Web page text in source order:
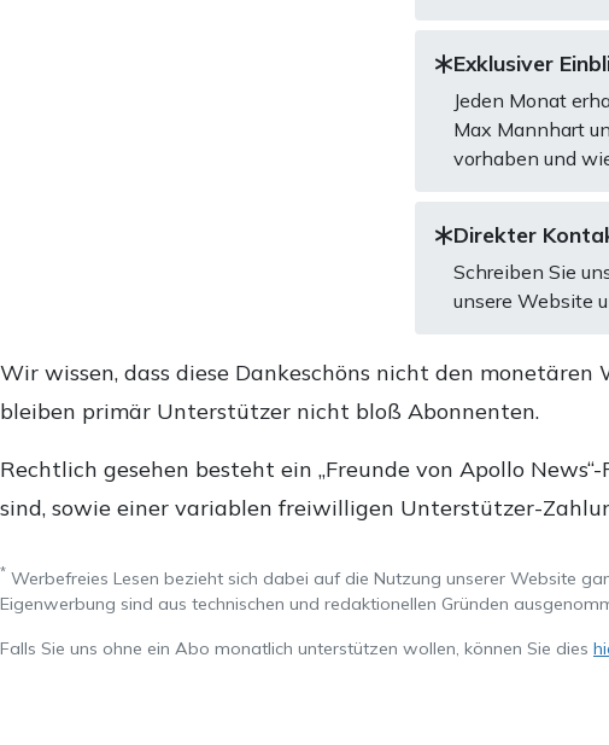
Exklusiver
Jeden Monat
Max Mannhart
vorhaben und
Direkter
Schreiben Sie
unsere Website
Wir wissen, dass diese Dankeschöns nicht den
bleiben primär Unterstützer nicht bloß Abonnenten.
Rechtlich gesehen besteht ein „Freunde von Apollo
sind, sowie einer variablen freiwilligen Unterstützer-
* Werbefreies Lesen bezieht sich dabei auf die Nutzung unserer Website
Eigenwerbung sind aus technischen und redaktionellen Gründen
Falls Sie uns ohne ein Abo monatlich unterstützen wollen, können Sie dies